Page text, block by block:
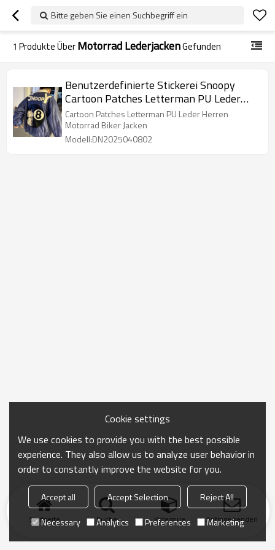
Bitte geben Sie einen Suchbegriff ein
1 Produkte ÜberMotorrad LederjackenGefunden
Benutzerdefinierte Stickerei Snoopy
Cartoon Patches Letterman PU Leder
Herren Motorrad Biker Jacken
Cartoon Patches Letterman PU Leder Herren
Motorrad Biker Jacken
Modell:DN2025040802
Startseite Suche Kategorie Anfrage senden
Cookie settings
We use cookies to provide you with the best possible
experience. They also allow us to analyze user behavior in
order to constantly improve the website for you.
Accept all Accept Selection
Reject All
Necessary
Analytics Preferences Marketing